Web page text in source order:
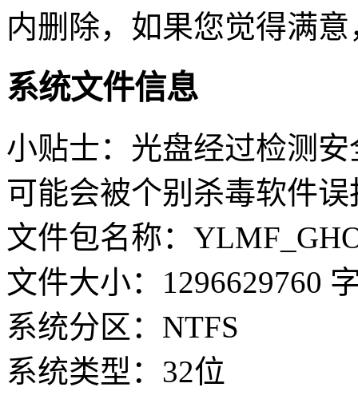
内删除，如果您觉得满
系统文件信息
小贴士：光盘经过检测
可能会被个别杀毒软件
文件包名称：
文件大小：1296629760
系统分区：NTFS
系统类型：32位